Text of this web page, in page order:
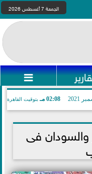
الجمعة 7 أغسطس 2026

02:08 مـ بتوقيت القاهرة
فى